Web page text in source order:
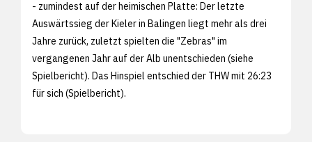
- zumindest auf der heimischen Platte: Der letzte
Auswärtssieg der Kieler in Balingen liegt mehr als drei
Jahre zurück, zuletzt spielten die "Zebras" im
vergangenen Jahr auf der Alb unentschieden (siehe
Spielbericht). Das Hinspiel entschied der THW mit 26:23
für sich (Spielbericht).